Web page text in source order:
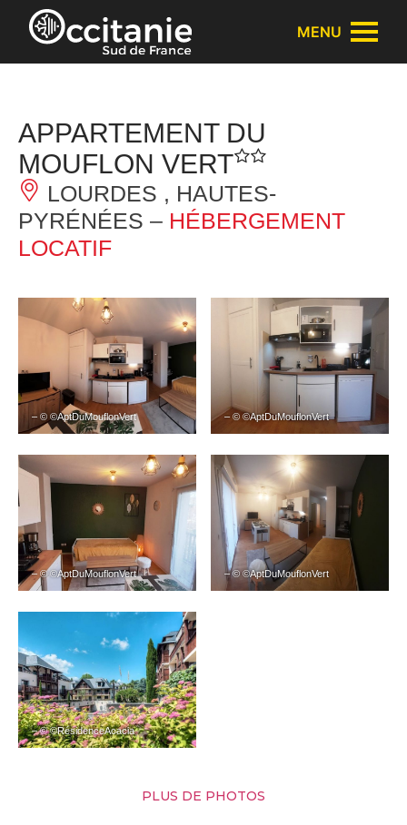
Panneau de gestion des cookies
MENU
APPARTEMENT DU
MOUFLON VERT
LOURDES , HAUTES-
PYRÉNÉES – HÉBERGEMENT
LOCATIF
– © ©AptDuMouflonVert – © ©AptDuMouflonVert
– © ©AptDuMouflonVert – © ©AptDuMouflonVert
– © ©RésidenceAcacia
PLUS DE PHOTOS